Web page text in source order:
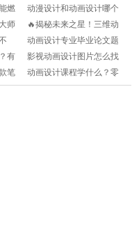
创
揭秘动画设计与制作教材
的奇幻之旅🎨📚
燃
动漫设计和动画设计哪个
更好学？新手小白如何选
择方向？
师
揭
🔥揭秘未来之星！三维动
画设计师的大学专业之旅
🎨
+进
动画设计专业毕业论文题
目怎么写？创意+学术双重
加持！
有
训
影视动画设计图片怎么找
灵感？超实用技巧大揭
秘！
笔
动画设计课程学什么？零
基础小白如何快速入门？